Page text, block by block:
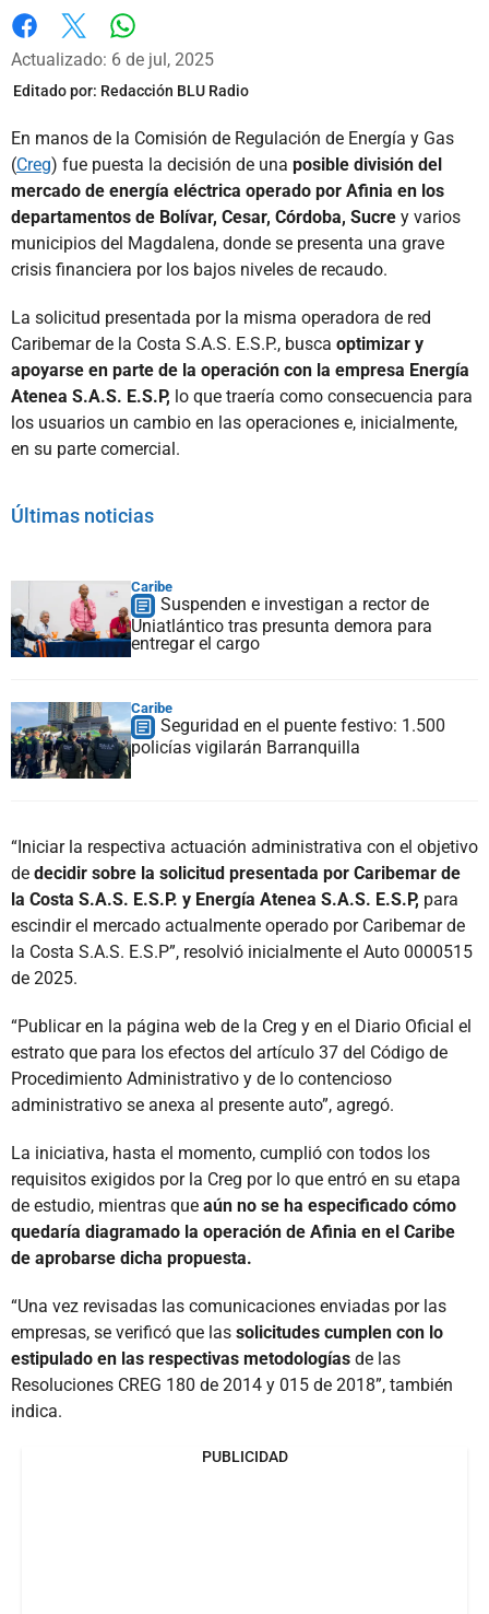
Facebook
X
Actualizado: 6 de jul, 2025
Editado por: Redacción BLU Radio
En manos de la Comisión de Regulación de Energía y Gas
(Creg) fue puesta la decisión de una posible división del
mercado de energía eléctrica operado por Afinia en los
departamentos de Bolívar, Cesar, Córdoba, Sucre y varios
municipios del Magdalena, donde se presenta una grave
crisis financiera por los bajos niveles de recaudo.
La solicitud presentada por la misma operadora de red
Caribemar de la Costa S.A.S. E.S.P., busca optimizar y
apoyarse en parte de la operación con la empresa Energía
Atenea S.A.S. E.S.P, lo que traería como consecuencia para
los usuarios un cambio en las operaciones e, inicialmente,
en su parte comercial.
Últimas noticias
Caribe
Suspenden e investigan a rector de
Uniatlántico tras presunta demora para
entregar el cargo
Caribe
Seguridad en el puente festivo: 1.500
policías vigilarán Barranquilla
“Iniciar la respectiva actuación administrativa con el objetivo
de decidir sobre la solicitud presentada por Caribemar de
la Costa S.A.S. E.S.P. y Energía Atenea S.A.S. E.S.P, para
escindir el mercado actualmente operado por Caribemar de
la Costa S.A.S. E.S.P”, resolvió inicialmente el Auto 0000515
de 2025.
“Publicar en la página web de la Creg y en el Diario Oficial el
estrato que para los efectos del artículo 37 del Código de
Procedimiento Administrativo y de lo contencioso
administrativo se anexa al presente auto”, agregó.
La iniciativa, hasta el momento, cumplió con todos los
requisitos exigidos por la Creg por lo que entró en su etapa
de estudio, mientras que aún no se ha especificado cómo
quedaría diagramado la operación de Afinia en el Caribe
de aprobarse dicha propuesta.
“Una vez revisadas las comunicaciones enviadas por las
empresas, se verificó que las solicitudes cumplen con lo
estipulado en las respectivas metodologías de las
Resoluciones CREG 180 de 2014 y 015 de 2018”, también
indica.
PUBLICIDAD